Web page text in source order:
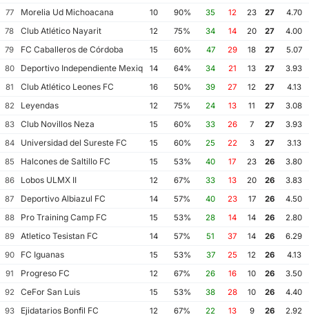
77
Morelia Ud Michoacana 10 90% 35 12 23 27
4.70
78
Club Atlético Nayarit 12 75% 34 14 20 27
4.00
79
FC Caballeros de Córdoba 15 60% 47 29 18 27
5.07
80
Deportivo Independiente Mexiquense
14 64% 34 21 13 27
3.93
81
Club Atlético Leones FC 16 50% 39 27 12 27
4.13
82
Leyendas 12 75% 24 13 11 27
3.08
83
Club Novillos Neza 15 60% 33 26 7 27
3.93
84
Universidad del Sureste FC 15 60% 25 22 3 27
3.13
85
Halcones de Saltillo FC 15 53% 40 17 23 26
3.80
86
Lobos ULMX II 12 67% 33 13 20 26
3.83
87
Deportivo Albiazul FC 14 57% 40 23 17 26
4.50
88
Pro Training Camp FC 15 53% 28 14 14 26
2.80
89
Atletico Tesistan FC 14 57% 51 37 14 26
6.29
90
FC Iguanas 15 53% 37 25 12 26
4.13
91
Progreso FC 12 67% 26 16 10 26
3.50
92
CeFor San Luis 15 53% 38 28 10 26
4.40
93
Ejidatarios Bonfil FC 12 67% 22 13 9 26
2.92